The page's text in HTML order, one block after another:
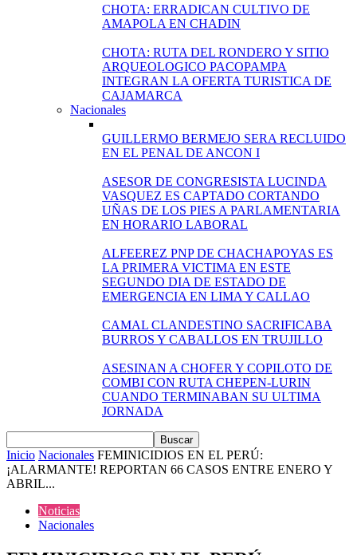
CHOTA: ERRADICAN CULTIVO DE
AMAPOLA EN CHADIN
CHOTA: RUTA DEL RONDERO Y SITIO
ARQUEOLOGICO PACOPAMPA
INTEGRAN LA OFERTA TURISTICA DE
CAJAMARCA
Nacionales
GUILLERMO BERMEJO SERA RECLUIDO
EN EL PENAL DE ANCON I
ASESOR DE CONGRESISTA LUCINDA
VASQUEZ ES CAPTADO CORTANDO
UÑAS DE LOS PIES A PARLAMENTARIA
EN HORARIO LABORAL
ALFEEREZ PNP DE CHACHAPOYAS ES
LA PRIMERA VICTIMA EN ESTE
SEGUNDO DIA DE ESTADO DE
EMERGENCIA EN LIMA Y CALLAO
CAMAL CLANDESTINO SACRIFICABA
BURROS Y CABALLOS EN TRUJILLO
ASESINAN A CHOFER Y COPILOTO DE
COMBI CON RUTA CHEPEN-LURIN
CUANDO TERMINABAN SU ULTIMA
JORNADA
Inicio Nacionales FEMINICIDIOS EN EL PERÚ:
¡ALARMANTE! REPORTAN 66 CASOS ENTRE ENERO Y
ABRIL...
Noticias
Nacionales